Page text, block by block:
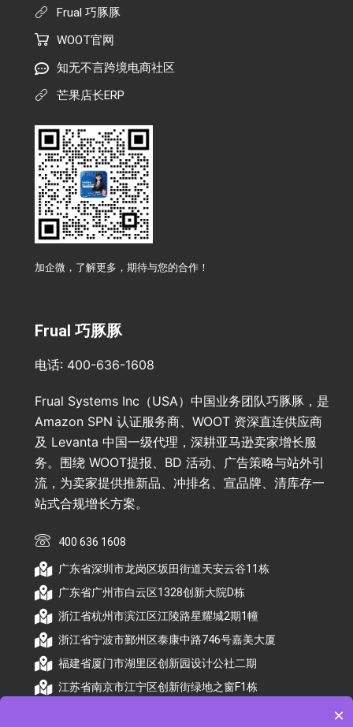
Frual 巧豚豚
WOOT官网
知无不言跨境电商社区
芒果店长ERP
加企微，了解更多，期待与您的合作！
Frual 巧豚豚
电话: 400-636-1608
Frual Systems Inc（USA）中国业务团队巧豚豚，是
Amazon SPN 认证服务商、WOOT 资深直连供应商
及 Levanta 中国一级代理，深耕亚马逊卖家增长服
务。围绕 WOOT提报、BD 活动、广告策略与站外引
流，为卖家提供推新品、冲排名、宣品牌、清库存一
站式合规增长方案。
400 636 1608
广东省深圳市龙岗区坂田街道天安云谷11栋
广东省广州市白云区1328创新大院D栋
浙江省杭州市滨江区江陵路星耀城2期1幢
浙江省宁波市鄞州区泰康中路746号嘉美大厦
福建省厦门市湖里区创新园设计公社二期
江苏省南京市江宁区创新街绿地之窗F1栋
×